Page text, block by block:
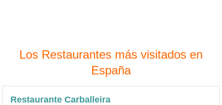
Los Restaurantes más visitados en
España
Restaurante Carballeira